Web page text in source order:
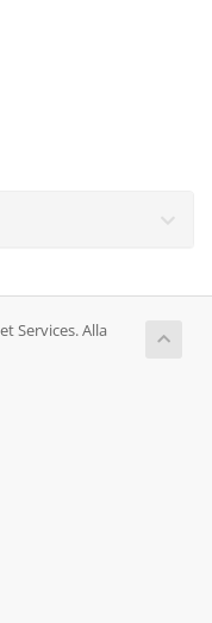
Services. Alla